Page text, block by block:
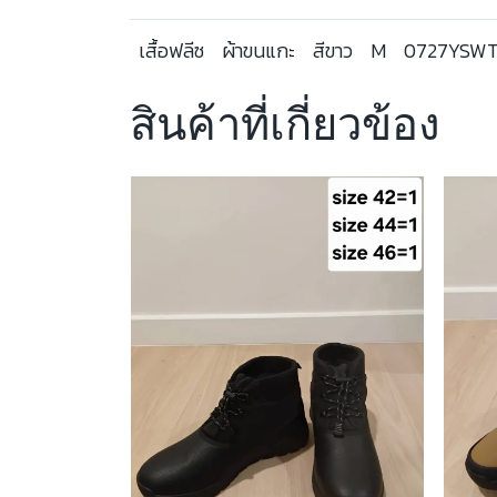
เสื้อฟลีซ ผ้าขนแกะ สีขาว M
สินค้าที่เกี่ยวข้อง